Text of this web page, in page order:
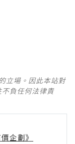
立場。因此本站對
負任何法律責
企劃》